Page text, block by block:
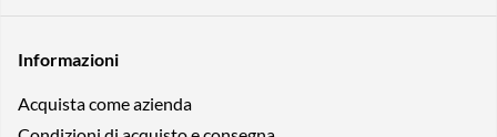
Informazioni
Acquista come azienda